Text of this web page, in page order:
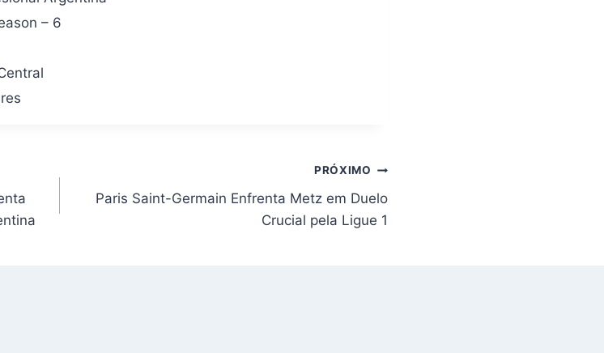
– 6
PRÓXIMO
Paris Saint-Germain Enfrenta Metz em Duelo
Crucial pela Ligue 1